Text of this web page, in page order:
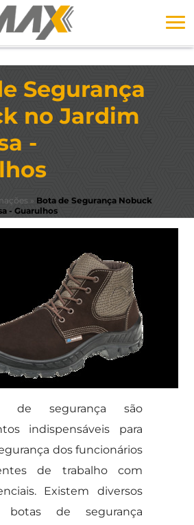
Segurança
no Jardim
-
» Bota de Segurança Nobuck
- Guarulhos
de segurança são
indispensáveis para
dos funcionários
de trabalho com
Existem diversos
de segurança